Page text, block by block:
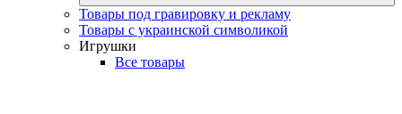
Товары под гравировку и рекламу
Товары с украинской символикой
Игрушки
Все товары